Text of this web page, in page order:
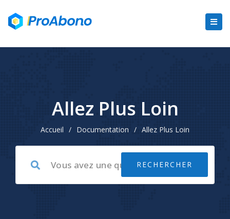
Allez Plus Loin
Accueil / Documentation / Allez Plus Loin